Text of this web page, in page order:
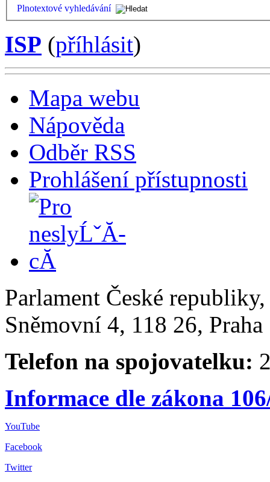
Plnotextové vyhledávání
ISP (příhlásit)
Mapa webu
Nápověda
Odběr RSS
Prohlášení přístupnosti
Parlament České
Sněmovní 4, 118 26,
Telefon na spojovatelku:
Informace dle zákona
YouTube
Facebook
Twitter